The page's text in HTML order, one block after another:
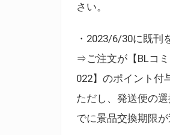
さい。
・2023/6/30に既刊
⇒ご注文が【BLコ
022】のポイント付
ただし、発送便の
でに景品交換期限